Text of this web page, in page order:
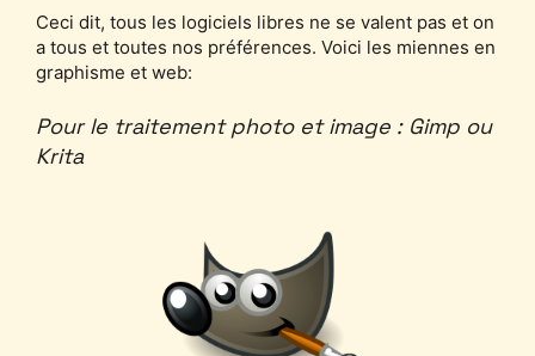
Ceci dit, tous les logiciels libres ne se valent pas et on
a tous et toutes nos préférences. Voici les miennes en
graphisme et web:
Pour le traitement photo et image : Gimp ou
Krita